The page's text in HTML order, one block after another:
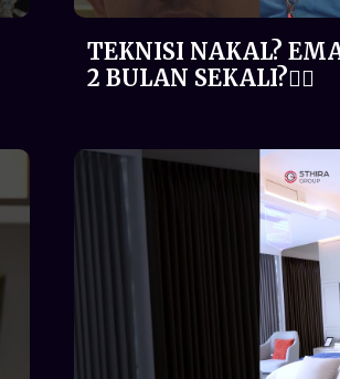
TEKNISI NAKAL?
2 BULAN SEKALI?🤦‍♂️